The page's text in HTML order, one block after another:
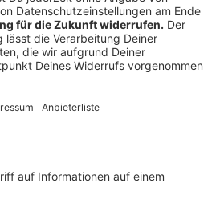
absprechen, ob
möglich ist. Rechtlich könnte